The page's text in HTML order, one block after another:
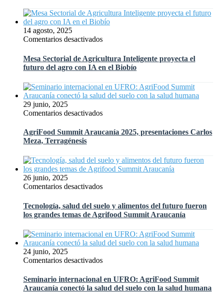
Presente
en
el
Internacional
Manejo
Fitosanitario
Hortalizas
en
14 agosto, 2025
Comentarios desactivadosen
Sectorial
de
Agricultura
Inteligente
proyecta
el
del
con
el
Biobío
Mesa Sectorial de Agricultura Inteligente proyecta el
futuro del agro con IA en el Biobío
29 junio, 2025
Comentarios desactivadosen
Summit
presentaciones
Carlos
Meza,
AgriFood Summit Araucanía 2025, presentaciones Carlos
Meza, Terragénesis
26 junio, 2025
Comentarios desactivadosen
salud
del
suelo
y
alimentos
del
fueron
grandes
temas
Tecnología, salud del suelo y alimentos del futuro fueron
los grandes temas de Agrifood Summit Araucanía
24 junio, 2025
Comentarios desactivadosen
internacional
en
Seminario internacional en UFRO: AgriFood Summit
Araucanía conectó la salud del suelo con la salud humana